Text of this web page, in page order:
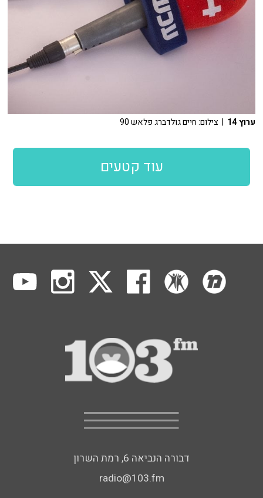
ערוץ 14 | צילום: חיים גולדברג פלאש 90
עוד קטעים
דבורה הנביאה 6, רמת השרון
radio@103.fm